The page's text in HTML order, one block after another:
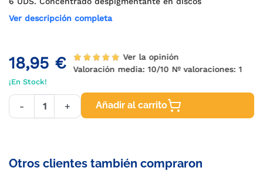
Ver descripción completa
18,95 €
Ver la opinión
Valoración media:10/10 Nº valoraciones:1
¡En Stock!
- + Añadir al carrito
Otros clientes también compraron